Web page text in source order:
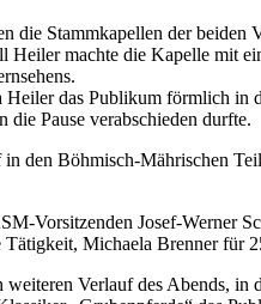
die Stammkapellen der
Heiler machte die Kapelle mit
das Publikum förmlich in
Pause verabschieden durfte.
den Böhmisch-Mährischen
Vorsitzenden Josef-Werner
Michaela Brenner für
Verlauf des Abends,